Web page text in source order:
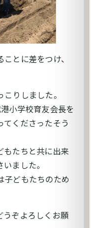
とに差をつけ、
りしました。
小学校育友会長を
くださったそう
もたちと共に出来
ました。
子どもたちのため
うぞよろしくお願